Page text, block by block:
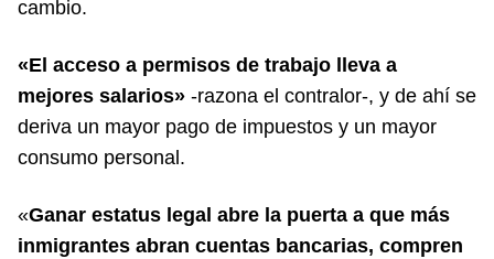
cambio.
«El acceso a permisos de trabajo lleva a
mejores salarios» -razona el contralor-, y de ahí se
deriva un mayor pago de impuestos y un mayor
consumo personal.
«Ganar estatus legal abre la puerta a que más
inmigrantes abran cuentas bancarias, compren